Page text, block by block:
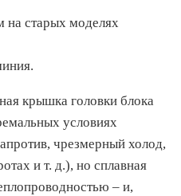
на старых моделях
крышка головки блока
условиях
чрезмерный холод,
и т. д.), но сплавная
– и,